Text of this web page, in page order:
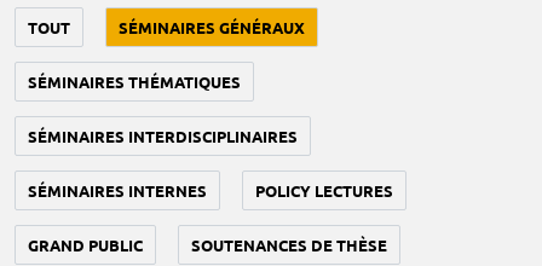
TOUT SÉMINAIRES GÉNÉRAUX
SÉMINAIRES THÉMATIQUES
SÉMINAIRES INTERDISCIPLINAIRES
SÉMINAIRES INTERNES POLICY LECTURES
GRAND PUBLIC SOUTENANCES DE THÈSE